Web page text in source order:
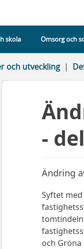
skola Omsorg och
och utveckling
-
Ändring
Syftet
och Gröna